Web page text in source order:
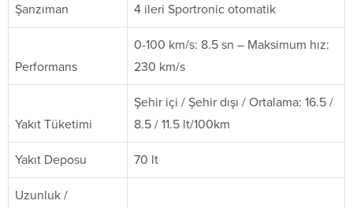
Şanzıman 4 ileri Sportronic otomatik
Performans
0-100 km/s: 8.5 sn – Maksimum hız:
230 km/s
Yakıt Tüketimi
Şehir içi / Şehir dışı / Ortalama: 16.5 /
8.5 / 11.5 lt/100km
Yakıt Deposu 70 lt
Uzunluk /